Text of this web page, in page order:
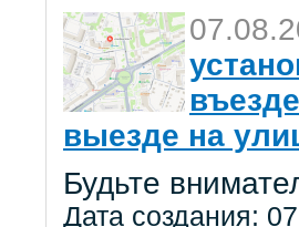
выезде на
Будьте
Дата создания: